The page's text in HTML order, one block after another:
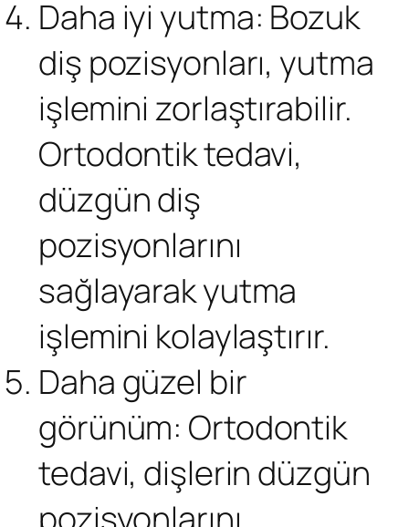
Daha iyi yutma: Bozuk
diş pozisyonları, yutma
işlemini zorlaştırabilir.
Ortodontik tedavi,
düzgün diş
pozisyonlarını
sağlayarak yutma
işlemini kolaylaştırır.
Daha güzel bir
görünüm: Ortodontik
tedavi, dişlerin düzgün